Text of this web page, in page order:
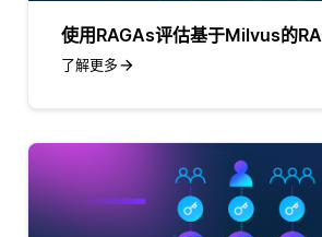
使用RAGAs评估基于Milvus的
了解更多